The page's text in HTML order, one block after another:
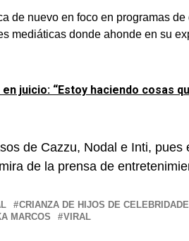
de nuevo en foco en programas
mediáticas donde ahonde en su
juicio: “Estoy haciendo cosas
de Cazzu, Nodal e Inti, pues
de la prensa de
CRIANZA DE HIJOS DE
MARCOS VIRAL